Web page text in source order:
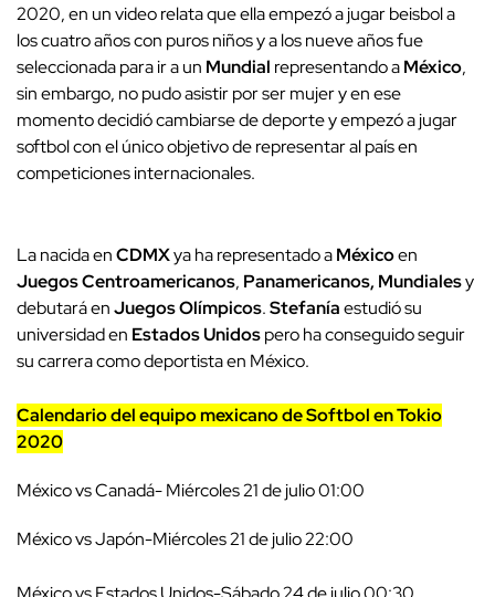
2020, en un video relata que ella empezó a jugar beisbol a
los cuatro años con puros niños y a los nueve años fue
seleccionada para ir a un Mundial representando aMéxico,
sin embargo, no pudo asistir por ser mujer y en ese
momento decidió cambiarse de deporte y empezó a jugar
softbol con el único objetivo de representar al país en
competiciones internacionales.
La nacida enCDMXya ha representado aMéxicoen
Juegos Centroamericanos, Panamericanos, Mundialesy
debutará enJuegos Olímpicos.Stefaníaestudió su
universidad en Estados Unidospero ha conseguido seguir
su carrera como deportista en México.
Calendario del equipo mexicano de Softbol en Tokio
2020
México vs Canadá- Miércoles 21 de julio 01:00
México vs Japón-Miércoles 21 de julio 22:00